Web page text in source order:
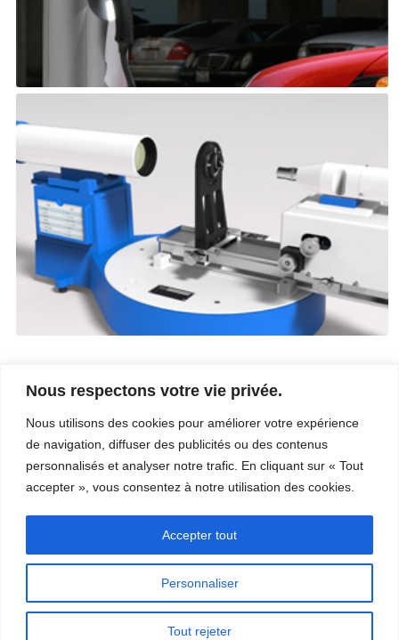
Nous respectons votre vie privée.
Nous utilisons des cookies pour améliorer votre expérience
de navigation, diffuser des publicités ou des contenus
personnalisés et analyser notre trafic. En cliquant sur « Tout
accepter », vous consentez à notre utilisation des cookies.
Personnaliser
Tout rejeter
Accepter tout
Entreprise
Coordonnées
Video
Services
Qualité
Certifications
Copyright © 2026 - Paber Aluminium. Tous droits réservés -Politique de